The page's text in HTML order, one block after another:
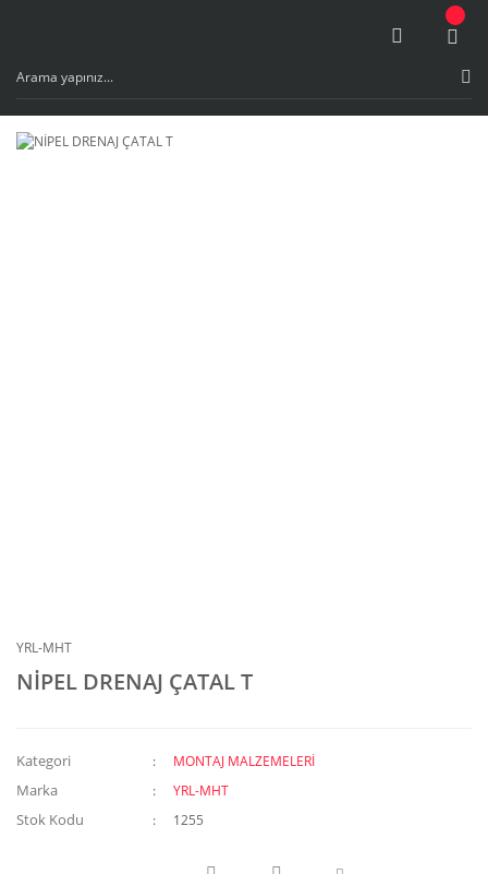
YRL-MHT
NİPEL DRENAJ ÇATAL T
Kategori MONTAJ MALZEMELERİ
Marka YRL-MHT
Stok Kodu 1255